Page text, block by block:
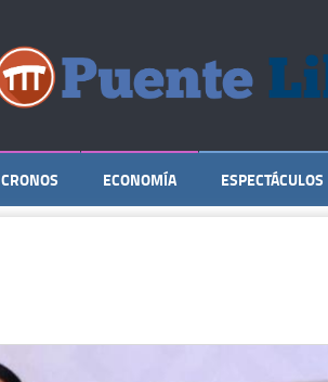
CRONOS ECONOMÍA ESPECTÁCULOS